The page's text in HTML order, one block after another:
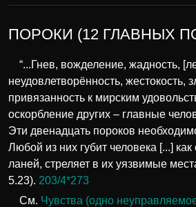
ПОРОКИ (12 ГЛАВНЫХ
“...Гнев, вожделение, жадность,
неудовлетворённость, жестокость,
привязанность к мирским
оскорбление других – главные
Эти двенадцать пороков
Любой из них губит человека [...]
ланей, стреляет в их уязвимые
5.23). 203/4*273
См. Чувства (одно